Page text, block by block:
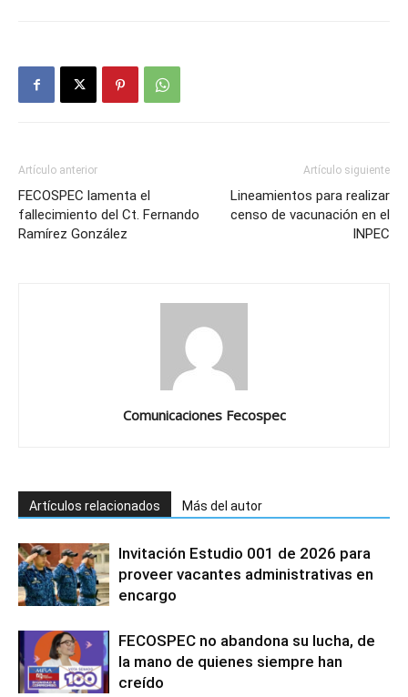
Artículo anterior
FECOSPEC lamenta el
fallecimiento del Ct. Fernando
Ramírez González
Artículo siguiente
Lineamientos para realizar
censo de vacunación en el
INPEC
Comunicaciones Fecospec
Artículos relacionados Más del autor
Invitación Estudio 001 de 2026 para
proveer vacantes administrativas en
encargo
FECOSPEC no abandona su lucha, de
la mano de quienes siempre han
creído